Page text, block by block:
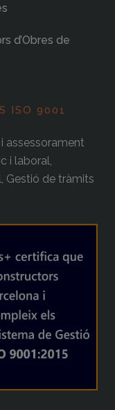
d’Obres de
ISO 9001
assessorament
i laboral,
Gestió de tràmits